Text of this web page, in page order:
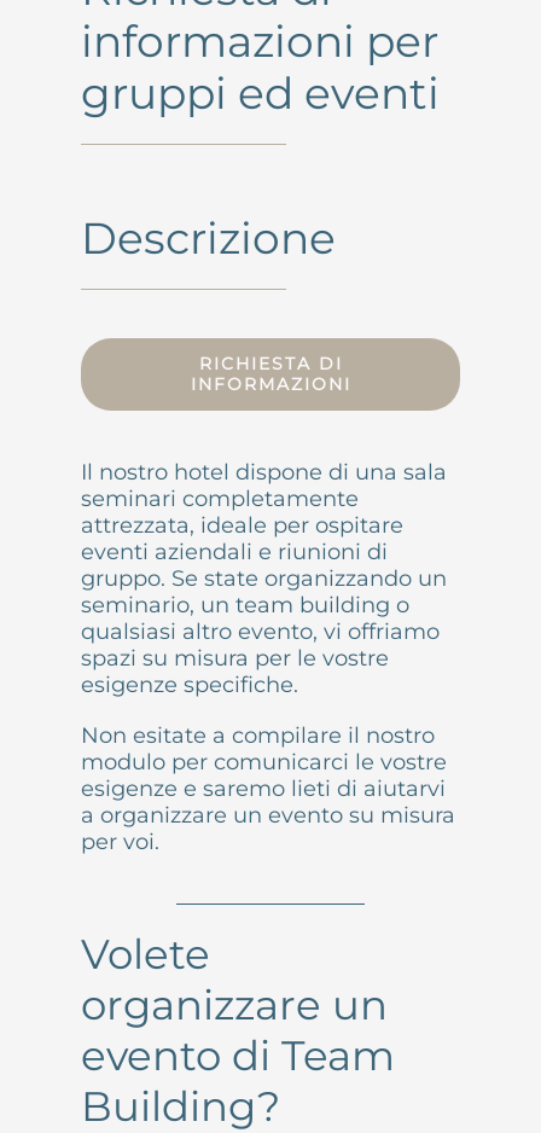
EVENTI
GRUPPI
INFORMAZIONI E ACCESSO
informazioni per
gruppi ed eventi
Descrizione
RICHIESTA DI
INFORMAZIONI
Il nostro hotel dispone di una sala
seminari completamente
attrezzata, ideale per ospitare
eventi aziendali e riunioni di
gruppo. Se state organizzando un
seminario, un team building o
qualsiasi altro evento, vi offriamo
spazi su misura per le vostre
esigenze specifiche.
Non esitate a compilare il nostro
modulo per comunicarci le vostre
esigenze e saremo lieti di aiutarvi
a organizzare un evento su misura
per voi.
Volete
organizzare un
evento di Team
Building?